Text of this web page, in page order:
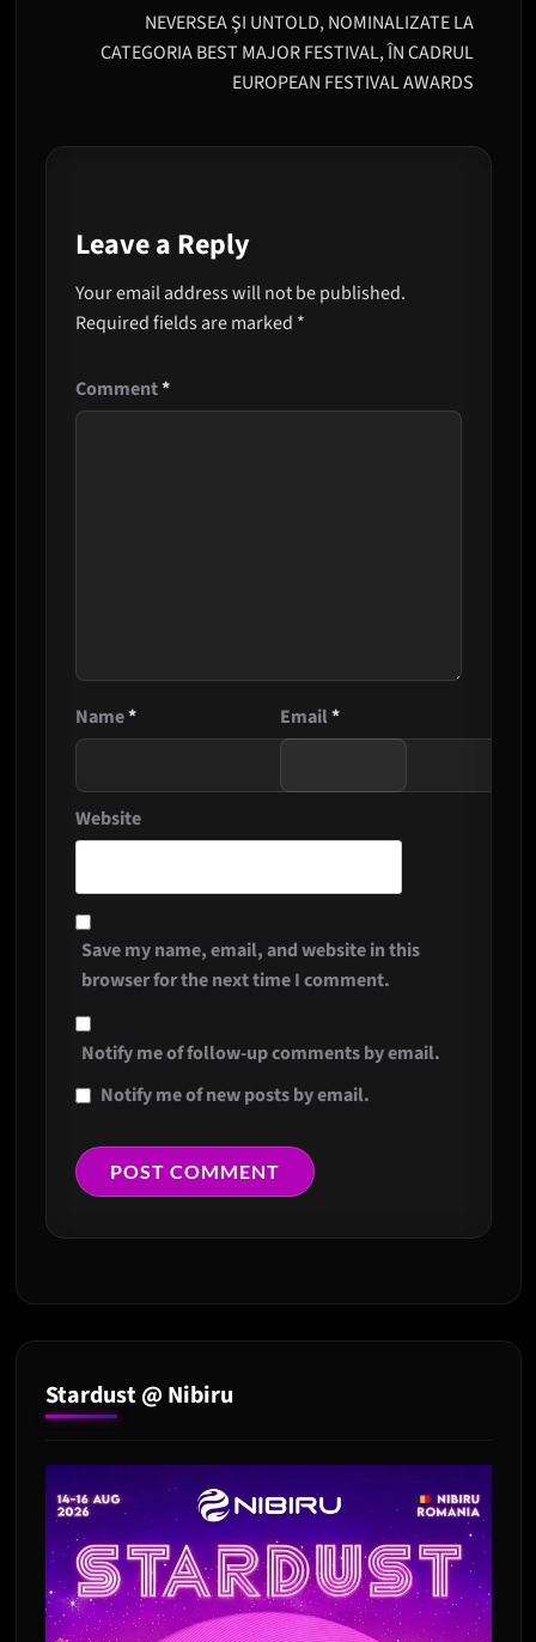
NEVERSEA ŞI UNTOLD, NOMINALIZATE LA
CATEGORIA BEST MAJOR FESTIVAL, ÎN CADRUL
EUROPEAN FESTIVAL AWARDS
Leave a Reply
Your email address will not be published.
Required fields are marked *
Comment*
Name* Email*
Website
Save my name, email, and website in this
browser for the next time I comment.
Notify me of follow-up comments by email.
Notify me of new posts by email.
Stardust @ Nibiru